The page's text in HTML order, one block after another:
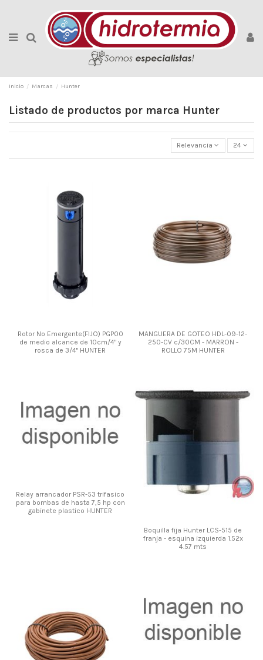
Inicio Marcas Hunter
Listado de productos por marca Hunter
Relevancia 24
Rotor No Emergente(FIJO) PGP00
de medio alcance de 10cm/4" y
rosca de 3/4" HUNTER
MANGUERA DE GOTEO HDL-09-12-
250-CV c/30CM - MARRON -
ROLLO 75M HUNTER
Relay arrancador PSR-53 trifasico
para bombas de hasta 7,5 hp con
gabinete plastico HUNTER
Boquilla fija Hunter LCS-515 de
franja - esquina izquierda 1.52x
4.57 mts